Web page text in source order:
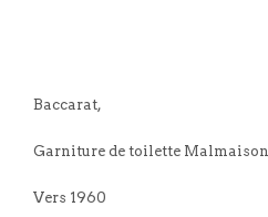
Baccarat,
Garniture de toilette Malmaison
Vers 1960